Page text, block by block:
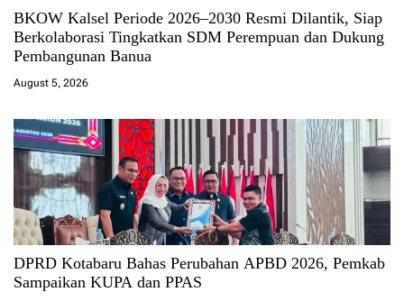
BKOW Kalsel Periode 2026–2030 Resmi Dilantik, Siap
Berkolaborasi Tingkatkan SDM Perempuan dan Dukung
Pembangunan Banua
August 5, 2026
DPRD Kotabaru Bahas Perubahan APBD 2026, Pemkab
Sampaikan KUPA dan PPAS